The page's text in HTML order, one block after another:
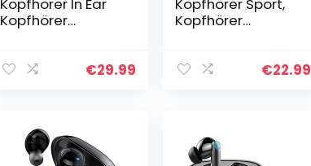
Kopfhörer In Ear
Kopfhörer
Neue Kabellose
€29.99
Kopfhörer Sport,
Kopfhörer
Bluetooth Stereo
€22.99